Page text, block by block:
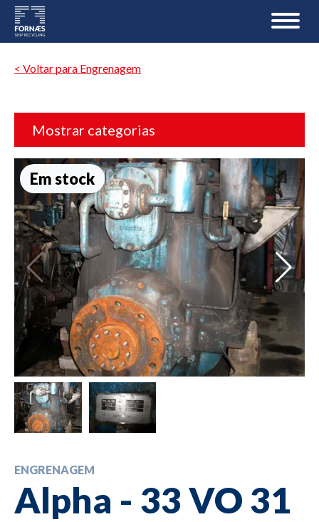
< Voltar para Engrenagem
Mostrar categorias
Em stock
ENGRENAGEM
Alpha - 33 VO 31